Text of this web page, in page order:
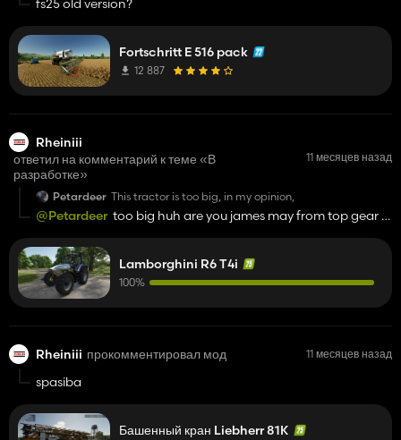
fs25 old version?
Fortschritt E 516 pack
12 887
Rheiniii
ответил на комментарий к теме «В
разработке»
11 месяцев назад
Petardeer This tractor is too big, in my opinion,
@Petardeertoo big huh are you james may from top gear jk
Lamborghini R6 T4i
100%
Rheiniii прокомментировал мод 11 месяцев назад
spasiba
Башенный кран Liebherr 81K